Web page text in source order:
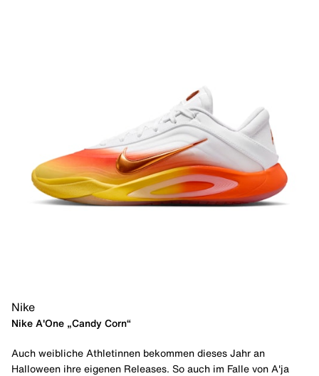
Nike
Nike A'One „Candy Corn“
Auch weibliche Athletinnen bekommen dieses Jahr an
Halloween ihre eigenen Releases. So auch im Falle von A'ja